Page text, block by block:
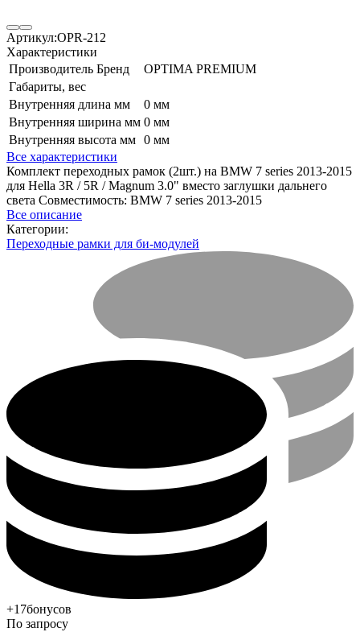
Артикул:OPR-212
Характеристики
Производитель Бренд
OPTIMA PREMIUM
Габариты, вес
Внутренняя длина мм
0 мм
Внутренняя ширина мм 0 мм
Внутренняя высота мм 0 мм
Все характеристики
Комплект переходных рамок (2шт.) на BMW 7 series 2013-2015
для Hella 3R / 5R / Magnum 3.0" вместо заглушки дальнего
света Совместимость: BMW 7 series 2013-2015
Все описание
Категории:
Переходные рамки для би-модулей
+17бонусов
По запросу